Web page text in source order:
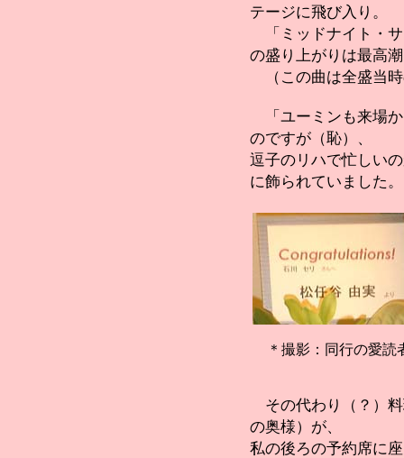
テージに飛び入り。
「ミッドナイト・
の盛り上がりは最高
（この曲は全盛当
「ユーミンも来場
のですが（恥）、
逗子のリハで忙しい
に飾られていました。
＊撮影：同行の愛読
その代わり（？）
の奥様）が、
私の後ろの予約席に